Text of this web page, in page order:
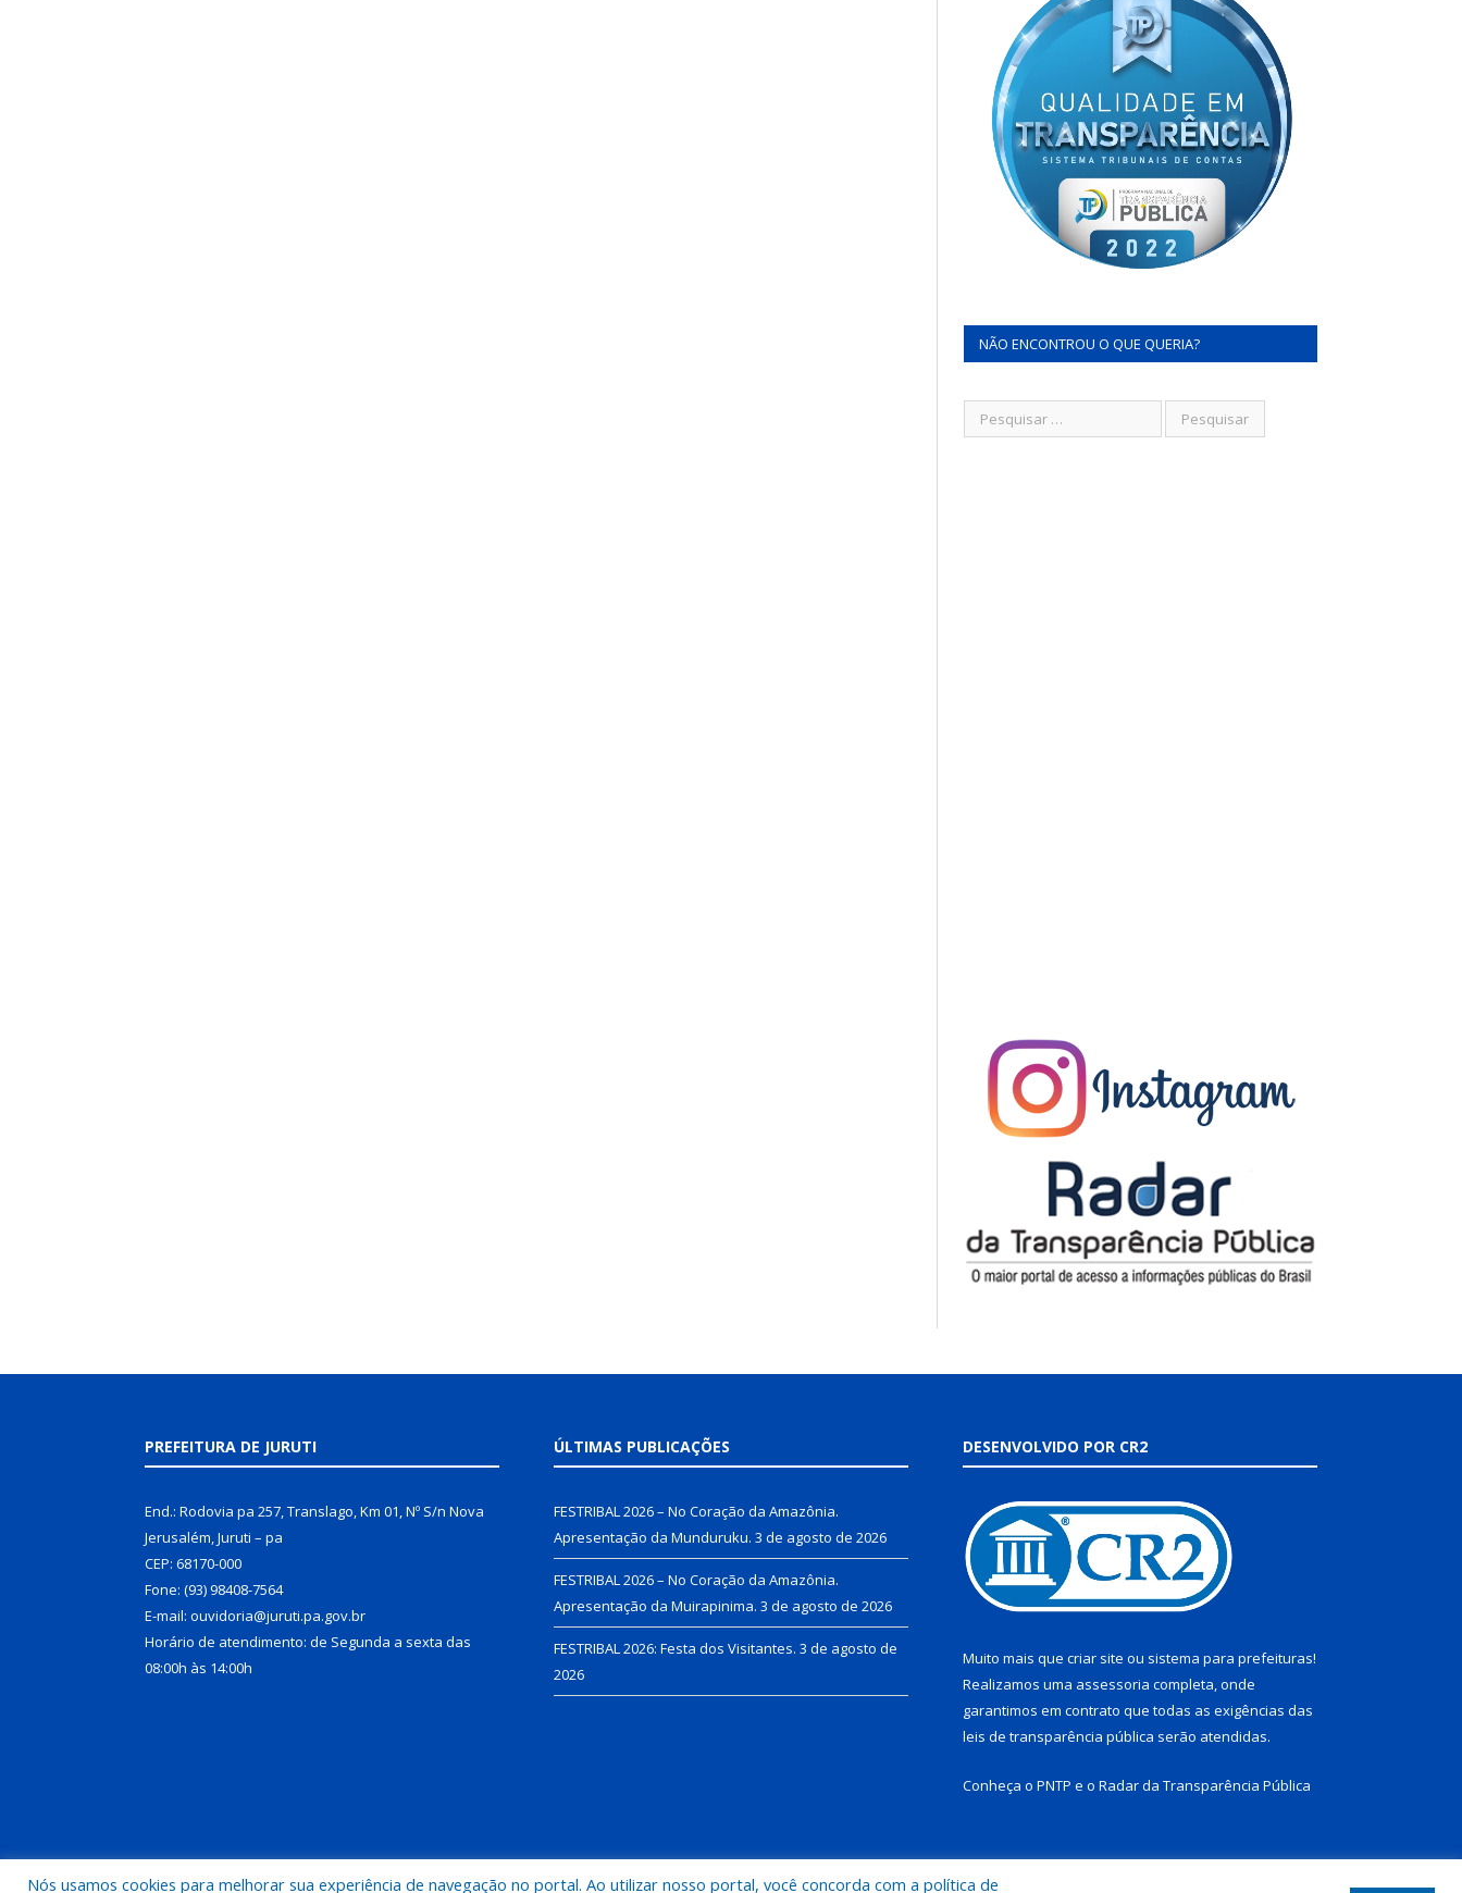
NÃO ENCONTROU O QUE QUERIA?
PREFEITURA DE JURUTI
End.: Rodovia pa 257, Translago, Km 01, Nº S/n Nova
Jerusalém, Juruti – pa
CEP: 68170-000
Fone: (93) 98408-7564
E-mail: ouvidoria@juruti.pa.gov.br
Horário de atendimento: de Segunda a sexta das
08:00h às 14:00h
ÚLTIMAS PUBLICAÇÕES
FESTRIBAL 2026 – No Coração da Amazônia.
Apresentação da Munduruku. 3 de agosto de 2026
FESTRIBAL 2026 – No Coração da Amazônia.
Apresentação da Muirapinima. 3 de agosto de 2026
FESTRIBAL 2026: Festa dos Visitantes. 3 de agosto de
2026
DESENVOLVIDO POR CR2
Muito mais que criar site ou sistema para prefeituras!
Realizamos uma assessoria completa, onde
garantimos em contrato que todas as exigências das
leis de transparência pública serão atendidas.
Conheça o PNTP e o Radar da Transparência Pública
Nós usamos cookies para melhorar sua experiência de navegação no portal. Ao utilizar nosso portal, você concorda com a política de